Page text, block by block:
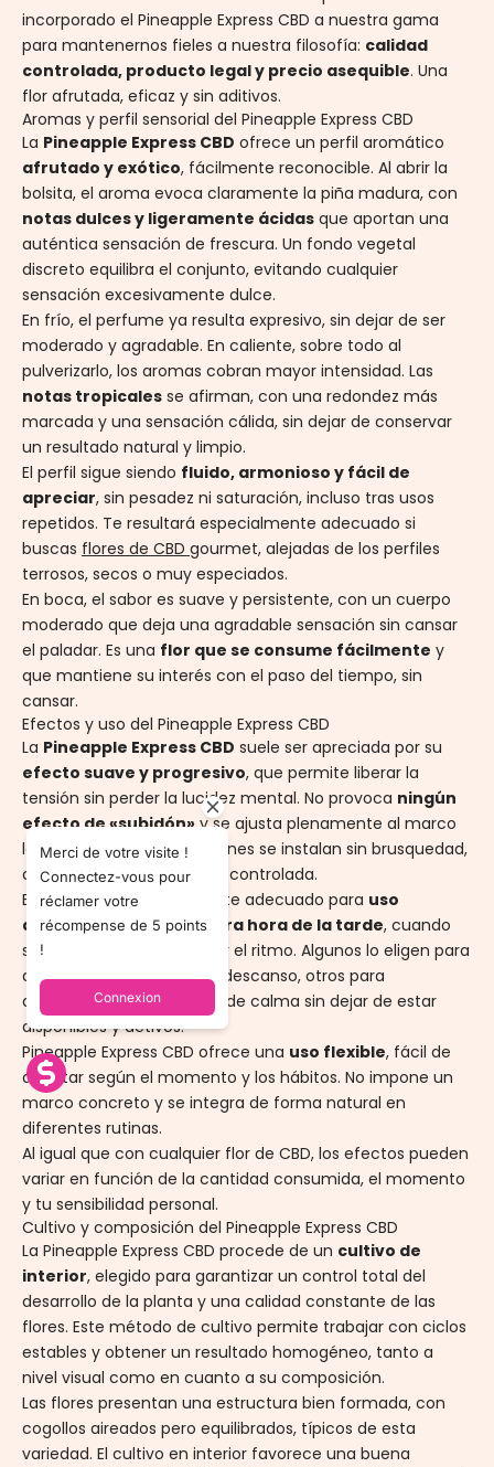
incorporado el Pineapple Express CBD a nuestra gama
para mantenernos fieles a nuestra filosofía: calidad
controlada, producto legal y precio asequible. Una
flor afrutada, eficaz y sin aditivos.
Aromas y perfil sensorial del Pineapple Express CBD
La Pineapple Express CBD ofrece un perfil aromático
afrutado y exótico, fácilmente reconocible. Al abrir la
bolsita, el aroma evoca claramente la piña madura, con
notas dulces y ligeramente ácidas que aportan una
auténtica sensación de frescura. Un fondo vegetal
discreto equilibra el conjunto, evitando cualquier
sensación excesivamente dulce.
En frío, el perfume ya resulta expresivo, sin dejar de ser
moderado y agradable. En caliente, sobre todo al
pulverizarlo, los aromas cobran mayor intensidad. Las
notas tropicales se afirman, con una redondez más
marcada y una sensación cálida, sin dejar de conservar
un resultado natural y limpio.
El perfil sigue siendo fluido, armonioso y fácil de
apreciar, sin pesadez ni saturación, incluso tras usos
repetidos. Te resultará especialmente adecuado si
buscas flores de CBD gourmet, alejadas de los perfiles
terrosos, secos o muy especiados.
En boca, el sabor es suave y persistente, con un cuerpo
moderado que deja una agradable sensación sin cansar
el paladar. Es una flor que se consume fácilmente y
que mantiene su interés con el paso del tiempo, sin
cansar.
Efectos y uso del Pineapple Express CBD
La Pineapple Express CBD suele ser apreciada por su
efecto suave y progresivo, que permite liberar la
tensión sin perder la lucidez mental. No provoca ningún
efecto de «subidón» y se ajusta plenamente al marco
legal del CBD. Las sensaciones se instalan sin brusquedad,
con una relajación ligera y controlada.
Este perfil es especialmente adecuado para uso
durante el día o a primera hora de la tarde, cuando
se desea relajarse sin bajar el ritmo. Algunos lo eligen para
disfrutar de un agradable descanso, otros para
acompañar un momento de calma sin dejar de estar
disponibles y activos.
Pineapple Express CBD ofrece una uso flexible, fácil de
adaptar según el momento y los hábitos. No impone un
marco concreto y se integra de forma natural en
diferentes rutinas.
Al igual que con cualquier flor de CBD, los efectos pueden
variar en función de la cantidad consumida, el momento
y tu sensibilidad personal.
Cultivo y composición del Pineapple Express CBD
La Pineapple Express CBD procede de un cultivo de
interior, elegido para garantizar un control total del
desarrollo de la planta y una calidad constante de las
flores. Este método de cultivo permite trabajar con ciclos
estables y obtener un resultado homogéneo, tanto a
nivel visual como en cuanto a su composición.
Las flores presentan una estructura bien formada, con
cogollos aireados pero equilibrados, típicos de esta
variedad. El cultivo en interior favorece una buena
Merci de votre visite !
Connectez-vous pour
réclamer votre
récompense de 5 points
!
Connexion